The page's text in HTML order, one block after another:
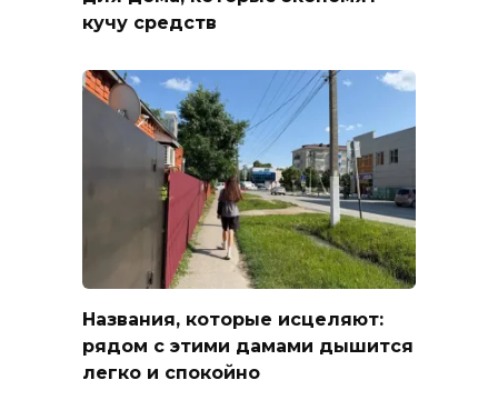
кучу средств
Названия, которые исцеляют:
рядом с этими дамами дышится
легко и спокойно